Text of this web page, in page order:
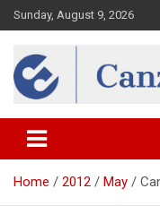
Skip
to
Sunday, August 9, 2026
Canzona
Home 2012 May